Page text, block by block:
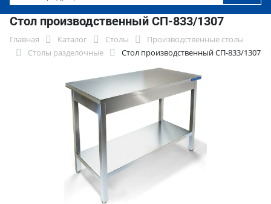
Стол производственный СП-833/1307
Главная Каталог Столы
Производственные столы
Столы разделочные
Стол производственный СП-833/1307